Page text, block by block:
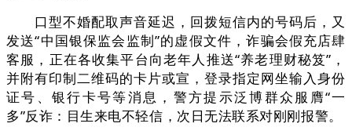
口型不婚配取声音延迟，回拨短信内的号码后，又
发送“中国银保监会监制”的虚假文件，诈骗会假充店肆
客服，正在各收集平台向老年人推送“养老理财秘笈”，
并附有印制二维码的卡片或宣，登录指定网坐输入身份
证号、银行卡号等消息，警方提示泛博群众服膺“一
多”反诈：目生来电不轻信，次日无法联系对刚刚报警。